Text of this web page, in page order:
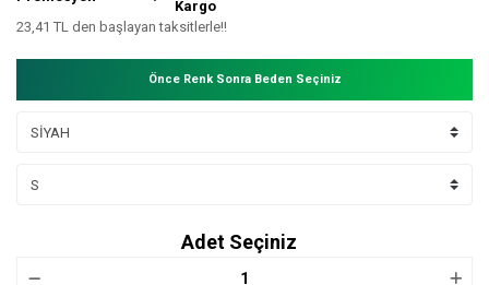
Kargo
23,41 TL den başlayan taksitlerle!!
Önce Renk Sonra Beden Seçiniz
Adet Seçiniz